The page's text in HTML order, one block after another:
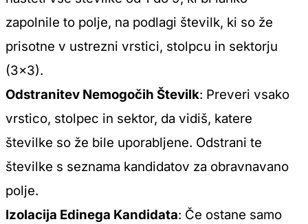
zapolnile to polje, na podlagi številk, ki so že
prisotne v ustrezni vrstici, stolpcu in sektorju
(3×3).
Odstranitev Nemogočih Številk: Preveri vsako
vrstico, stolpec in sektor, da vidiš, katere
številke so že bile uporabljene. Odstrani te
številke s seznama kandidatov za obravnavano
polje.
Izolacija Edinega Kandidata: Če ostane samo